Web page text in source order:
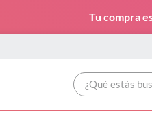
Tu compra
¿Qué estás